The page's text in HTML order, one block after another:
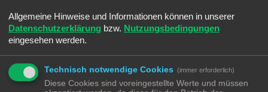
phpBB-Software fragt dich dann nach deinem Benutzernamen und
deiner E-Mail-Adresse und sendet anschließend ein neu
generiertes Passwort an diese Adresse, mit dem du dann auf das
Board zugreifen kannst.
GESTATTUNG DER DATENSPEICHERUNG
Du gestattest dem Betreiber, die von dir eingegebenen und oben
Allgemeine Hinweise und Informationen können in unserer
Datenschutzerklärung bzw. Nutzungsbedingungen
eingesehen werden.
Technisch notwendige Cookies (immer erforderlich)
Diese Cookies sind voreingestellte Werte und müssen